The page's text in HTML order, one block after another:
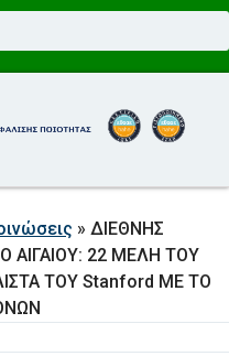
» ΔΙΕΘΝΗΣ
ΑΙΓΑΙΟΥ: 22 ΜΕΛΗ ΤΟΥ
ΤΟΥ Stanford ΜΕ ΤΟ